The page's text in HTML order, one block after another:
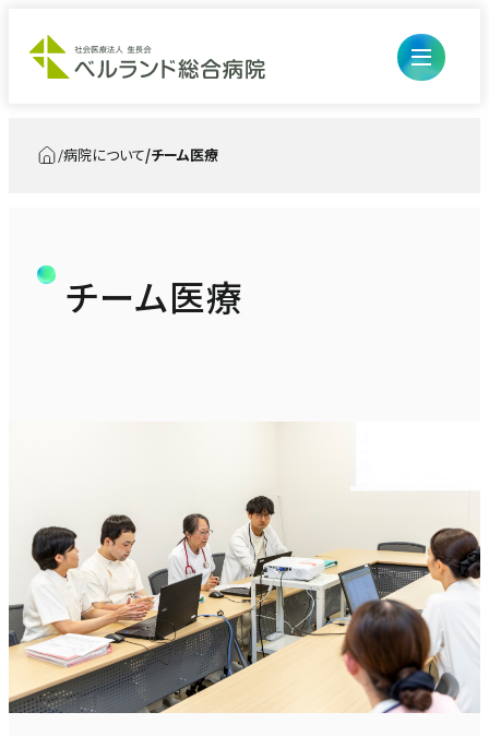
外来のご案内
外来担当医表（一覧）
人間ドック・健康診断
総合相談センター
入退院の流れ・手続き
病室のご案内
お見舞いについて
消化器内科
循環器内科・冠疾患内科・不整脈疾患内
科
呼吸器内科
臨床研修
臨床研修
クオリティ管理センター
医療安全管理室
感染管理室
看護部
看護部
薬剤部
理念・基本方針
施設概要
患者さんの権利と責務
トップ
病院について チーム医療
チーム医療